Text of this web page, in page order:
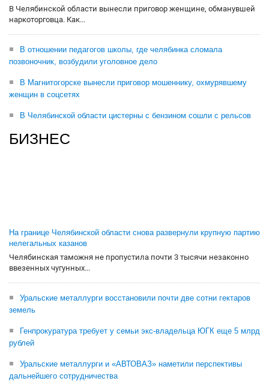
В Челябинской области вынесли приговор женщине, обманувшей
наркоторговца. Как...
В отношении педагогов школы, где челябинка сломала
позвоночник, возбудили уголовное дело
В Магнитогорске вынесли приговор мошеннику, охмурявшему
женщин в соцсетях
В Челябинской области цистерны с бензином сошли с рельсов
БИЗНЕС
На границе Челябинской области снова развернули крупную партию
нелегальных казанов
Челябинская таможня не пропустила почти 3 тысячи незаконно
ввезенных чугунных...
Уральские металлурги восстановили почти две сотни гектаров
земель
Генпрокуратура требует у семьи экс-владельца ЮГК еще 5 млрд
рублей
Уральские металлурги и «АВТОВАЗ» наметили перспективы
дальнейшего сотрудничества